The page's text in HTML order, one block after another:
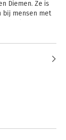
Diemen. Ze is
bij mensen met
en inclusie. Ze is